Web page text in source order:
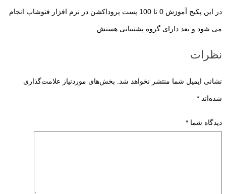
در این پکیج آموزش 0 تا 100 پست پروداکشن در نرم افزار فتوشاپ انجام
می شود و بعد دارای گروه پشتیبانی هستش.
نظرات
نشانی ایمیل شما منتشر نخواهد شد. بخش‌های موردنیاز علامت‌گذاری
شده‌اند *
دیدگاه شما *